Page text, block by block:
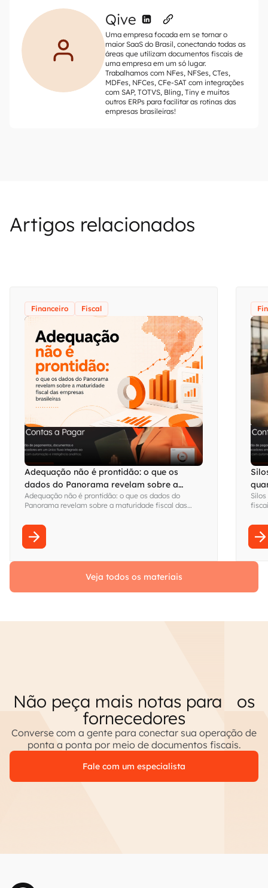
Qive
Uma empresa focada em se tornar o
maior SaaS do Brasil, conectando todas as
áreas que utilizam documentos fiscais de
uma empresa em um só lugar.
Trabalhamos com NFes, NFSes, CTes,
MDFes, NFCes, CFe-SAT com integrações
com SAP, TOTVS, Bling, Tiny e muitos
outros ERPs para facilitar as rotinas das
empresas brasileiras!
Artigos relacionados
Financeiro Fiscal
Adequação não é prontidão: o que os
dados do Panorama revelam sobre a
maturidade fiscal das empresas brasileiras
Adequação não é prontidão: o que os dados do
Panorama revelam sobre a maturidade fiscal das
sem
Veja todos os materiais
Não peça mais notas para os
fornecedores
Converse com a gente para conectar sua operação de
ponta a ponta por meio de documentos fiscais.
Fale com um especialista